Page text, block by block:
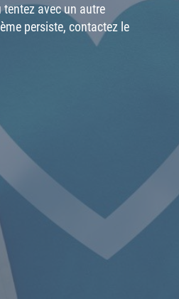
tentez avec un autre
persiste, contactez le